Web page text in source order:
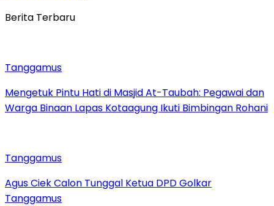
Berita Terbaru
Tanggamus
Mengetuk Pintu Hati di Masjid At-Taubah: Pegawai dan
Warga Binaan Lapas Kotaagung Ikuti Bimbingan Rohani
Tanggamus
Agus Ciek Calon Tunggal Ketua DPD Golkar
Tanggamus